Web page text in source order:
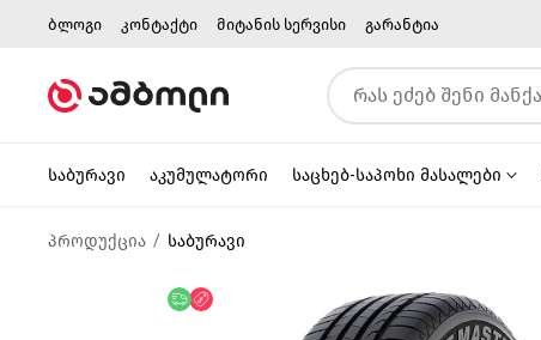
ბლოგი კონტაქტი მიტანის სერვისი გარანტია
საბურავი აკუმულატორი საცხებ-საპოხი მასალები
პროდუქცია საბურავი
უფასო მიწოდება